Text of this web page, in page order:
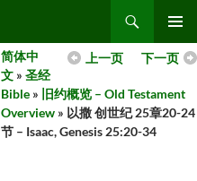
MENU
下一页
上一页
简体中
文 » 圣经
Bible » 旧约概览 – Old Testament
Overview » 以撒 创世纪 25章20-24
节 – Isaac, Genesis 25:20-34